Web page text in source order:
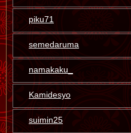
piku71
semedaruma
namakaku_
Kamidesyo
suimin25